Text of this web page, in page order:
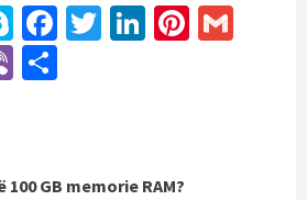
SkypeFacebook
Twitter
LinkedIn
Viber
GB memorie RAM?